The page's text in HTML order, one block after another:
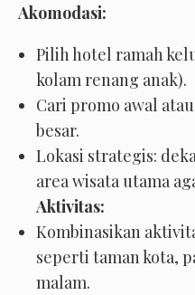
Akomodasi:
Pilih hotel ramah
kolam renang anak).
Cari promo awal
besar.
Lokasi strategis:
area wisata utama
Aktivitas:
Kombinasikan
seperti taman kota,
malam.